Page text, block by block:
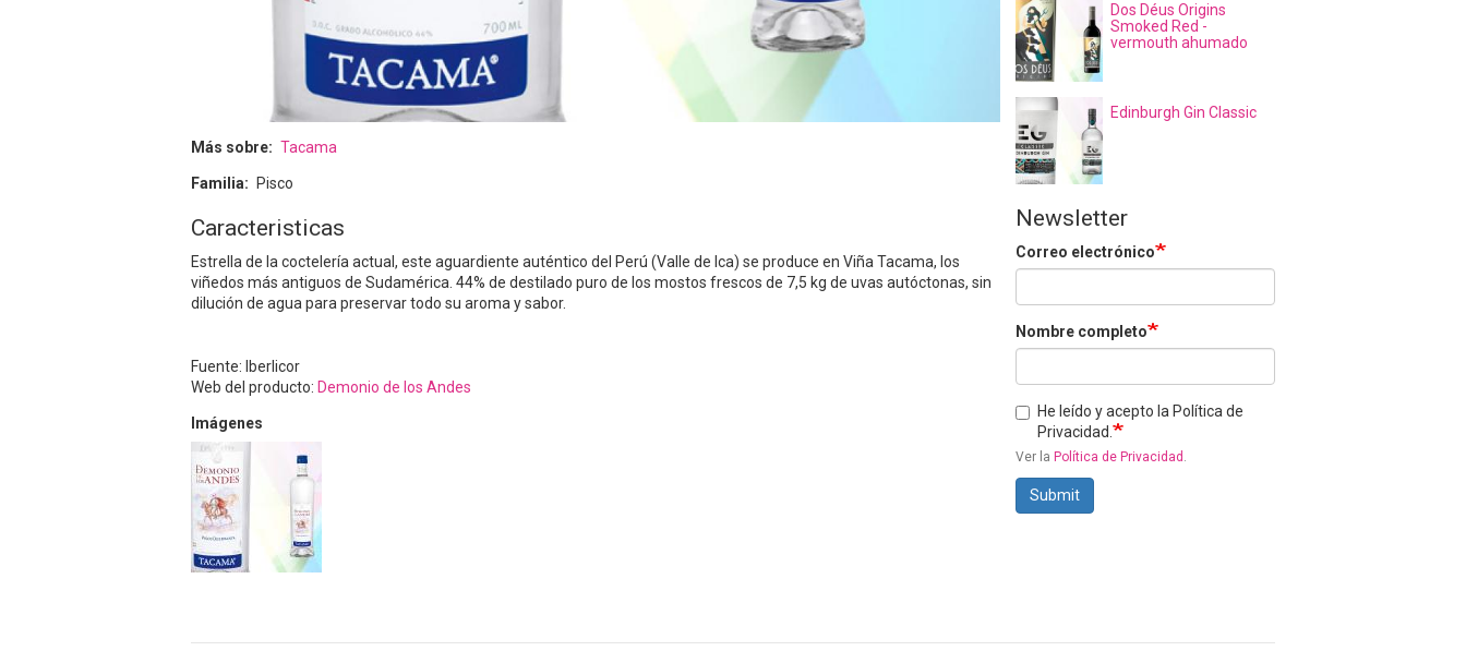
Más sobre Tacama
Familia Pisco
Caracteristicas
Estrella de la coctelería actual, este aguardiente auténtico del Perú (Valle de Ica) se produce en Viña Tacama, los
viñedos más antiguos de Sudamérica. 44% de destilado puro de los mostos frescos de 7,5 kg de uvas autóctonas, sin
dilución de agua para preservar todo su aroma y sabor.
Fuente: Iberlicor
Web del producto: Demonio de los Andes
Imágenes
Dos Déus Origins
Smoked Red -
vermouth ahumado
Edinburgh Gin Classic
Newsletter
Correo electrónico
Nombre completo
He leído y acepto la Política de
Privacidad.
Ver la Política de Privacidad .
Submit